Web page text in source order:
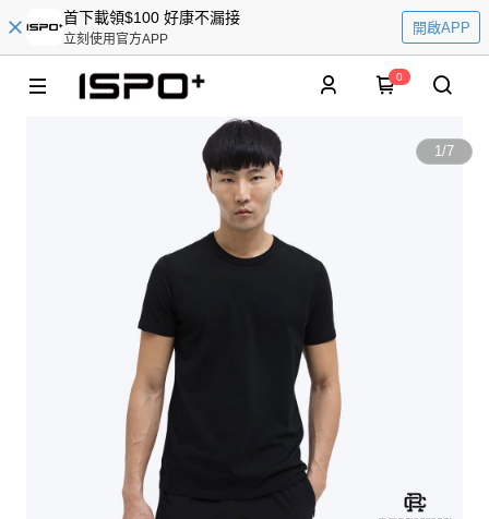
首下載領$100 好康不漏接
立刻使用官方APP
開啟APP
0
1/7